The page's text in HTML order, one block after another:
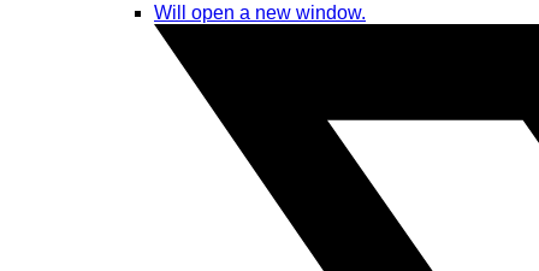
Will open a new window.